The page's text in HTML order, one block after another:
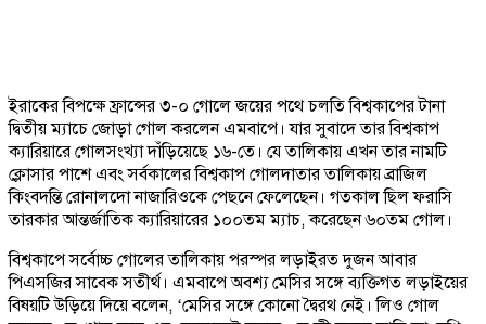
ইরাকের বিপক্ষে ফ্রান্সের ৩-০ গোলে জয়ের পথে চলতি বিশ্বকাপের টানা
দ্বিতীয় ম্যাচে জোড়া গোল করলেন এমবাপে। যার সুবাদে তার বিশ্বকাপ
ক্যারিয়ারে গোলসংখ্যা দাঁড়িয়েছে ১৬-তে। যে তালিকায় এখন তার নামটি
ক্লোসার পাশে এবং সর্বকালের বিশ্বকাপ গোলদাতার তালিকায় ব্রাজিল
কিংবদন্তি রোনালদো নাজারিওকে পেছনে ফেলেছেন। গতকাল ছিল ফরাসি
তারকার আন্তর্জাতিক ক্যারিয়ারের ১০০তম ম্যাচ, করেছেন ৬০তম গোল।
বিশ্বকাপে সর্বোচ্চ গোলের তালিকায় পরস্পর লড়াইরত দুজন আবার
পিএসজির সাবেক সতীর্থ। এমবাপে অবশ্য মেসির সঙ্গে ব্যক্তিগত লড়াইয়ের
বিষয়টি উড়িয়ে দিয়ে বলেন, ‘মেসির সঙ্গে কোনো দ্বৈরথ নেই। লিও গোল